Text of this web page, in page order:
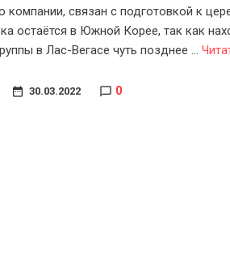
компании, связан с подготовкой к
остаётся в Южной Корее, так как
в Лас-Вегасе чуть позднее ...
30.03.2022 0